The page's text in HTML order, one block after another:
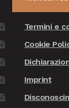
Termini e
Cookie
Imprint